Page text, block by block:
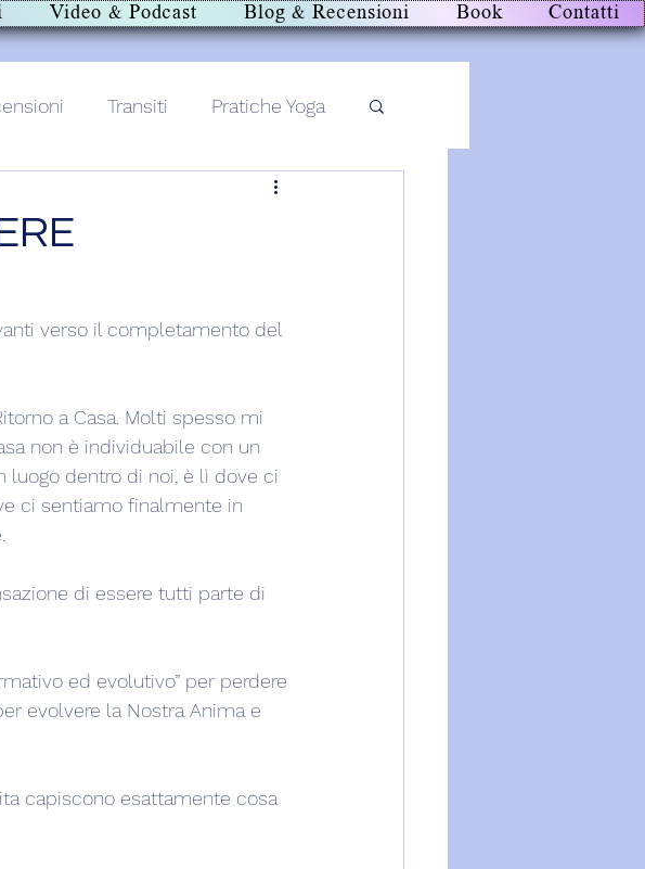
Video & Podcast Blog & Recensioni Book Contatti
Transiti Pratiche Yoga
verso il completamento del
a Casa. Molti spesso mi
non è individuabile con un
luogo dentro di noi, è lì dove ci
ci sentiamo finalmente in
di essere tutti parte di
ed evolutivo” per perdere
evolvere la Nostra Anima e
capiscono esattamente cosa